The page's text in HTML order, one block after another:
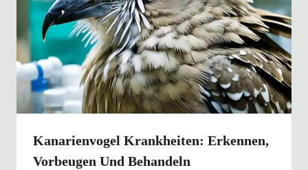
Kanarienvogel Krankheiten: Erkennen,
Vorbeugen Und Behandeln